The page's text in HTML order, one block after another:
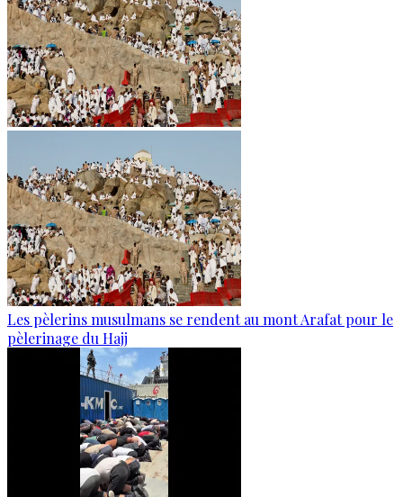
Les pèlerins musulmans se rendent au mont Arafat pour le
pèlerinage du Hajj